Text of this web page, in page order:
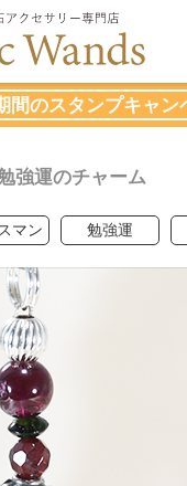
間のスタンプキャン
強運のチャーム
マン 勉強運